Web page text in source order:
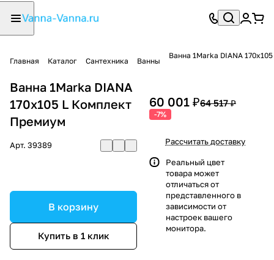
Главная Каталог Сантехника Ванны
Ванна 1Marka DIANA
Ванна 1Marka DIANA
170x105 L Комплект
Премиум
Арт. 39389
В корзину
Купить в 1 клик
60 001 ₽64 517 ₽
-7%
Рассчитать доставку
Реальный цвет
товара может
отличаться от
представленного в
зависимости от
настроек вашего
монитора.